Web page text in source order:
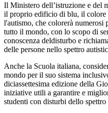
Il Ministero dell’istruzione e del
il proprio edificio di blu, il
l'autismo, che colorerà
tutto il mondo, con lo scopo di
conoscenza deldisturbo e
delle persone nello spettro
Anche la Scuola italiana,
mondo per il suo sistema
diciassettesima edizione della
iniziative utili a garantire e
studenti con disturbi dello spettro